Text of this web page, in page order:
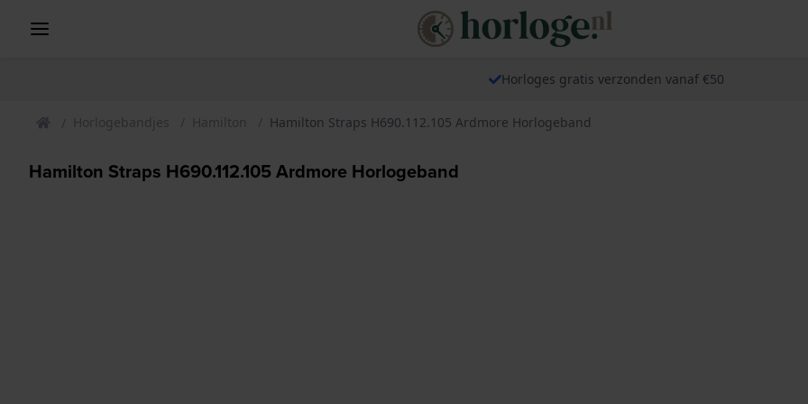
Horloges gratis verzonden vanaf €50
Horlogebandjes Hamilton Hamilton Straps H690.112.105 Ardmore Horlogeband
Hamilton Straps H690.112.105 Ardmore Horlogeband